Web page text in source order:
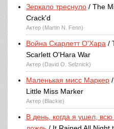
Зеркало треснуло / The
Crack'd
Актер (Martin N. Fenn)
Война Скарлетт О'Хара /
Scarlett O'Hara War
Актер (David O. Selznick)
Маленькая мисс Маркер /
Little Miss Marker
Актер (Blackie)
В день, когда я ушел,